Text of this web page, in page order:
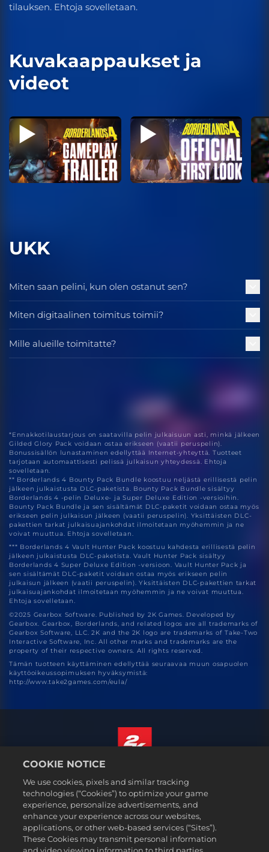
tilauksen. Ehtoja sovelletaan.
Kuvakaappaukset ja
videot
UKK
Miten saan pelini, kun olen ostanut sen?
Miten digitaalinen toimitus toimii?
Mille alueille toimitatte?
*Ennakkotilaustarjous on saatavilla pelin julkaisuun asti, minkä jälkeen
Gilded Glory Pack voidaan ostaa erikseen (vaatii peruspelin).
Bonussisällön lunastaminen edellyttää Internet-yhteyttä. Tuotteet
tarjotaan automaattisesti pelissä julkaisun yhteydessä. Ehtoja
sovelletaan.
** Borderlands 4 Bounty Pack Bundle koostuu neljästä erillisestä pelin
jälkeen julkaistusta DLC-paketista. Bounty Pack Bundle sisältyy
Borderlands 4 -pelin Deluxe- ja Super Deluxe Edition -versioihin.
Bounty Pack Bundle ja sen sisältämät DLC-paketit voidaan ostaa myös
erikseen pelin julkaisun jälkeen (vaatii peruspelin). Yksittäisten DLC-
pakettien tarkat julkaisuajankohdat ilmoitetaan myöhemmin ja ne
voivat muuttua. Ehtoja sovelletaan.
*** Borderlands 4 Vault Hunter Pack koostuu kahdesta erillisestä pelin
jälkeen julkaistusta DLC-paketista. Vault Hunter Pack sisältyy
Borderlands 4 Super Deluxe Edition -versioon. Vault Hunter Pack ja
sen sisältämät DLC-paketit voidaan ostaa myös erikseen pelin
julkaisun jälkeen (vaatii peruspelin). Yksittäisten DLC-pakettien tarkat
julkaisuajankohdat ilmoitetaan myöhemmin ja ne voivat muuttua.
Ehtoja sovelletaan.
©2025 Gearbox Software. Published by 2K Games. Developed by
Gearbox. Gearbox, Borderlands, and related logos are all trademarks of
Gearbox Software, LLC. 2K and the 2K logo are trademarks of Take-Two
Interactive Software, Inc. All other marks and trademarks are the
property of their respective owners. All rights reserved.
Tämän tuotteen käyttäminen edellyttää seuraavaa muun osapuolen
käyttöoikeussopimuksen hyväksymistä:
http://www.take2games.com/eula/
Lakitiedot
Tietosuojakäytäntö
Evästekäytäntö
Tuki
Suomi
COOKIE NOTICE
We use cookies, pixels and similar tracking
technologies (“Cookies”) to optimize your game
experience, personalize advertisements, and
enhance your experience across our websites,
applications, or other web-based services (“Sites”).
These Cookies may transmit personal information